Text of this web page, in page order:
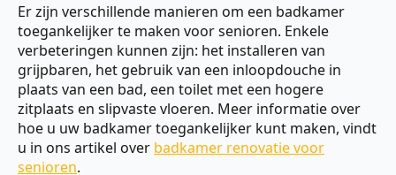
Er zijn verschillende manieren om een badkamer
toegankelijker te maken voor senioren. Enkele
verbeteringen kunnen zijn: het installeren van
grijpbaren, het gebruik van een inloopdouche in
plaats van een bad, een toilet met een hogere
zitplaats en slipvaste vloeren. Meer informatie over
hoe u uw badkamer toegankelijker kunt maken, vindt
u in ons artikel over badkamer renovatie voor
senioren.